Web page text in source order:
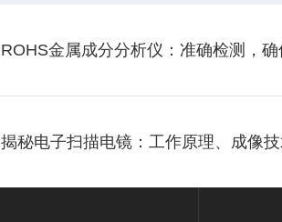
ROHS金属成分分析仪：准确检测，
揭秘电子扫描电镜：工作原理、成像